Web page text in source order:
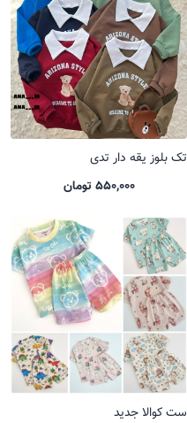
تک بلوز یقه دار تدی
550,000 تومان
ست کوالا جدید